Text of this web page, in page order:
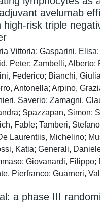
avelumab
high-risk triple
Vittoria; Gasparini,
Peter; Zambelli, Alberto;
Federico; Bianchi,
Antonella; Arpino,
Saverio; Zamagni,
Spazzapan, Simon;
Fable; Tamberi,
Laurentiis, Michelino;
Katia; Generali,
Giovanardi, Filippo;
Pierfranco; Guarneri,
a phase III